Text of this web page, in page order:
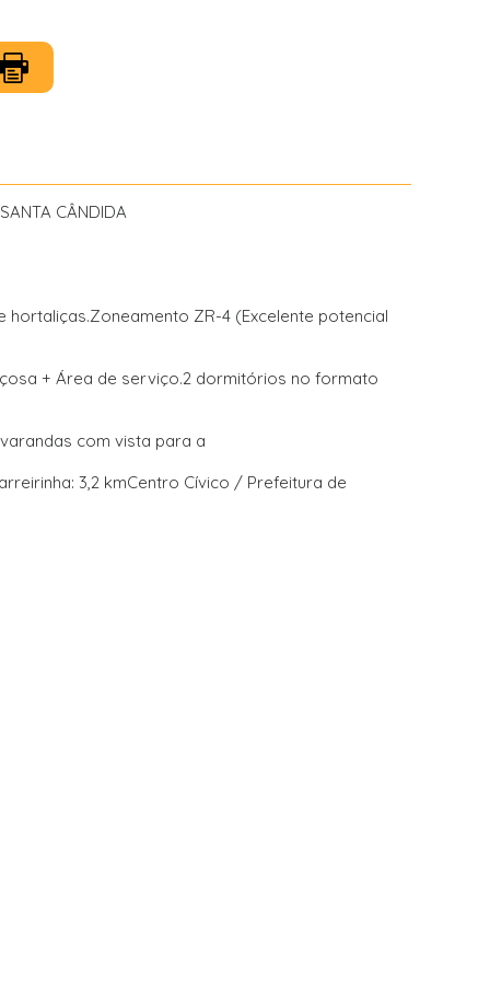
CÂNDIDA
ZR-4 (Excelente potencial
+ Área de serviço.2 dormitórios no formato
com vista para a
3,2 kmCentro Cívico / Prefeitura de